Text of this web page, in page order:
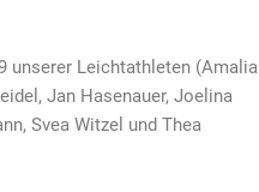
unserer Leichtathleten (Amalia
Jan Hasenauer, Joelina
Svea Witzel und Thea